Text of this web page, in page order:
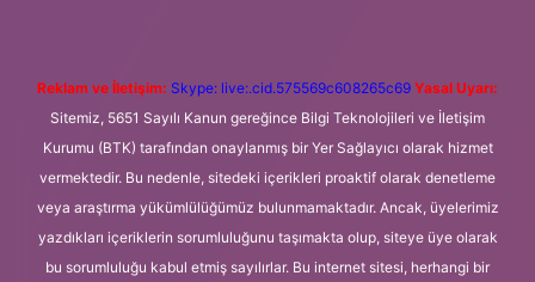
Reklam ve İletişim: Skype: live:.cid.575569c608265c69 Yasal Uyarı:
Sitemiz, 5651 Sayılı Kanun gereğince Bilgi Teknolojileri ve İletişim
Kurumu (BTK) tarafından onaylanmış bir Yer Sağlayıcı olarak hizmet
vermektedir. Bu nedenle, sitedeki içerikleri proaktif olarak denetleme
veya araştırma yükümlülüğümüz bulunmamaktadır. Ancak, üyelerimiz
yazdıkları içeriklerin sorumluluğunu taşımakta olup, siteye üye olarak
bu sorumluluğu kabul etmiş sayılırlar. Bu internet sitesi, herhangi bir